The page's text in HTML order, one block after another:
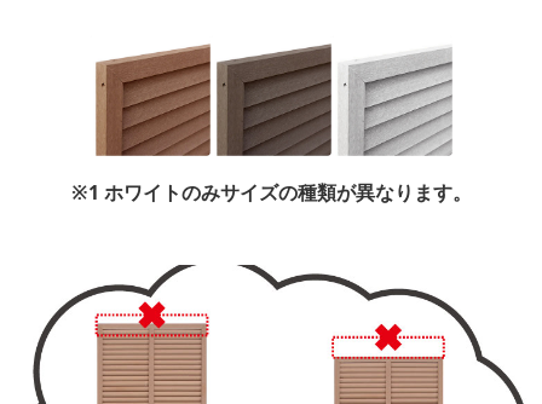
※1 ホワイトのみサイズの種類が異なります。